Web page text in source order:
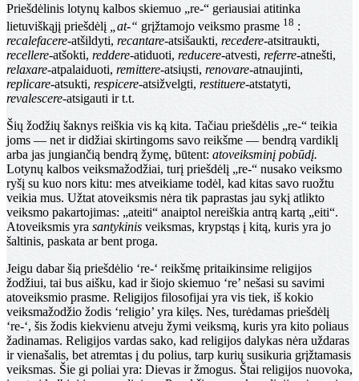
Priešdėlinis lotynų kalbos skiemuo „re-“ geriausiai atitinka
lietuviškąjį priešdėlį
„at-“ grįžtamojo veiksmo prasme 18 :
recalefacere-atšildyti, recantare-atsišaukti, recedere-atsitraukti,
recellere-atšokti, reddere-atiduoti, reducere-atvesti, referre-atnešti,
relaxare-atpalaiduoti, remittere-atsiųsti, renovare-atnaujinti,
replicare-atsukti, respicere-atsižvelgti, restituere-atstatyti,
revalescere-atsigauti ir t.t.
Šių žodžių šaknys reiškia vis ką kita. Tačiau priešdėlis „re-“ teikia
joms — net ir didžiai skirtingoms savo reikšme — bendrą vardiklį
arba jas jungiančią bendrą žymę, būtent: atoveiksminį pobūdį.
Lotynų kalbos veiksmažodžiai, turį priešdėlį „re-“ nusako veiksmo
ryšį su kuo nors kitu: mes atveikiame todėl, kad kitas savo ruožtu
veikia mus. Užtat atoveiksmis nėra tik paprastas jau sykį atlikto
veiksmo pakartojimas: „ateiti“ anaiptol nereiškia antrą kartą „eiti“.
Atoveiksmis yra santykinis veiksmas, krypstąs į kitą, kuris yra jo
šaltinis, paskata ar bent proga.
Jeigu dabar šią priešdėlio ‘re-‘ reikšmę pritaikinsime religijos
žodžiui, tai bus aišku, kad ir šiojo skiemuo ‘re’ nešasi su savimi
atoveiksmio prasme. Religijos filosofijai yra vis tiek, iš kokio
veiksmažodžio žodis ‘religio’ yra kilęs. Nes, turėdamas priešdėlį
‘re-‘, šis žodis kiekvienu atveju žymi veiksmą, kuris yra kito poliaus
žadinamas. Religijos vardas sako, kad religijos dalykas nėra uždaras
ir vienašalis, bet atremtas į du polius, tarp kurių susiku­ria grįžtamasis
veiksmas. Šie gi poliai yra: Dievas ir žmogus. Štai religijos nuovoka,